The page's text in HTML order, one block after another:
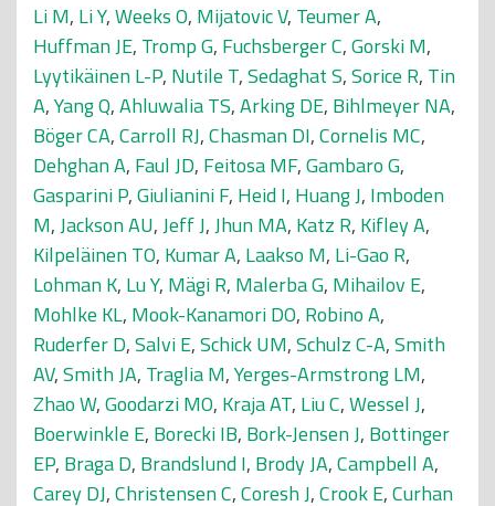
Li M, Li Y,Weeks O, Mijatovic V, Teumer A,
Huffman JE, Tromp G, Fuchsberger C,Gorski M,
Lyytikäinen L-P, Nutile T,Sedaghat S,Sorice R, Tin
A,Yang Q,Ahluwalia TS,Arking DE, Bihlmeyer NA,
Böger CA,Carroll RJ,Chasman DI,Cornelis MC,
Dehghan A, Faul JD, Feitosa MF,Gambaro G,
Gasparini P,Giulianini F, Heid I, Huang J, Imboden
M,Jackson AU,Jeff J,Jhun MA, Katz R, Kifley A,
Kilpeläinen TO, Kumar A, Laakso M, Li-Gao R,
Lohman K, Lu Y, Mägi R, Malerba G, Mihailov E,
Mohlke KL, Mook-Kanamori DO, Robino A,
Ruderfer D,Salvi E,Schick UM,Schulz C-A,Smith
AV,Smith JA, Traglia M,Yerges-Armstrong LM,
Zhao W,Goodarzi MO, Kraja AT, Liu C,Wessel J,
Boerwinkle E, Borecki IB, Bork-Jensen J, Bottinger
EP, Braga D, Brandslund I, Brody JA,Campbell A,
Carey DJ,Christensen C,Coresh J,Crook E,Curhan